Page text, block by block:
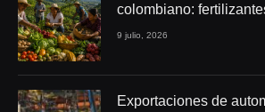
colombiano:
seguridad alimentaria
9 julio, 2026
Exportaciones de